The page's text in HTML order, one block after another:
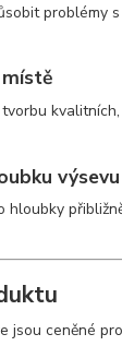
problémy
výsevu
jsou ceněné